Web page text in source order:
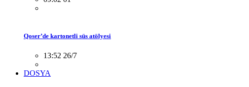
Qoser’de kartonetli süs atölyesi
13:52 26/7
DOSYA